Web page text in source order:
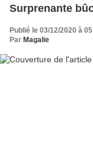
Surprenante
Publié le 03/12/2020 à
Par Magalie